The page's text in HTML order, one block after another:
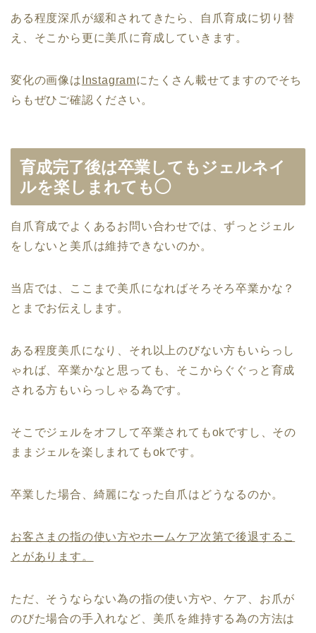
ある程度深爪が緩和されてきたら、自爪育成に切り替
え、そこから更に美爪に育成していきます。
変化の画像は Instagramにたくさん載せてますのでそち
らもぜひご確認ください。
育成完了後は卒業してもジェルネイ
ルを楽しまれても◯
自爪育成でよくあるお問い合わせでは、ずっとジェル
をしないと美爪は維持できないのか。
当店では、ここまで美爪になればそろそろ卒業かな？
とまでお伝えします。
ある程度美爪になり、それ以上のびない方もいらっし
ゃれば、卒業かなと思っても、そこからぐぐっと育成
される方もいらっしゃる為です。
そこでジェルをオフして卒業されてもokですし、その
ままジェルを楽しまれてもokです。
卒業した場合、綺麗になった自爪はどうなるのか。
お客さまの指の使い方やホームケア次第で後退するこ
とがあります。
ただ、そうならない為の指の使い方や、ケア、お爪が
のびた場合の手入れなど、美爪を維持する為の方法は